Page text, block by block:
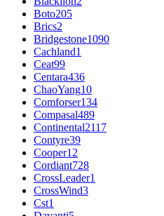
Boto205
Brics2
Bridgestone1090
Cachland1
Ceat99
Centara436
ChaoYang10
Comforser134
Compasal489
Continental2117
Contyre39
Cooper12
Cordiant728
CrossLeader1
CrossWind3
Cst1